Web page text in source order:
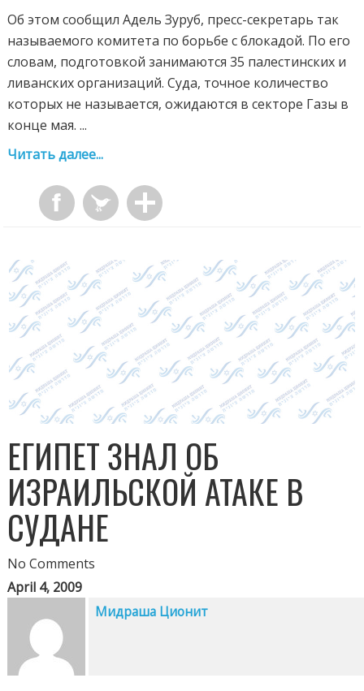
Об этом сообщил Адель Зуруб, пресс-секретарь так
называемого комитета по борьбе с блокадой. По его
словам, подготовкой занимаются 35 палестинских и
ливанских организаций. Суда, точное количество
которых не называется, ожидаются в секторе Газы в
конце мая. ...
Читать далее...
ЕГИПЕТ ЗНАЛ ОБ
ИЗРАИЛЬСКОЙ АТАКЕ В
СУДАНЕ
No Comments
April 4, 2009
Мидраша Ционит